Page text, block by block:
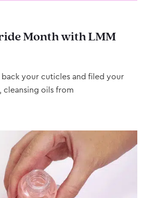
Month with LMM
back your cuticles and filed your
cleansing oils from